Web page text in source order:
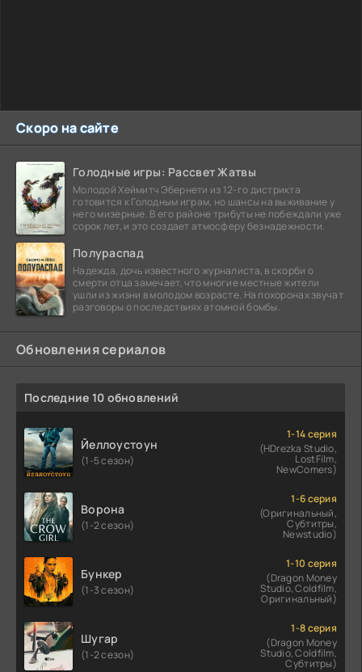
Скоро на сайте
Голодные игры: Рассвет Жатвы
Молодой Хеймитч Эбернети из 12-го дистрикта
готовится к Голодным играм, но шансы на выживание у
него мизерные. В его районе трибуты не побеждали уже
сорок лет, и это создает атмосферу безнадежности.
Полураспад
Надежда, дочь известного журналиста, в скорби о
смерти отца замечает, что многие местные жители
ушли из жизни в молодом возрасте. На похоронах звучат
разговоры о последствиях атомной бомбы.
Обновления сериалов
Последние 10 обновлений
Йеллоустоун
(1-5 сезон)
1-14 серия
(HDrezka Studio,
LostFilm,
NewComers)
Ворона
(1-2 сезон)
1-6 серия
(Оригинальный,
Субтитры,
Newstudio)
Бункер
(1-3 сезон)
1-10 серия
(Dragon Money
Studio, Coldfilm,
Оригинальный)
Шугар
(1-2 сезон)
1-8 серия
(Dragon Money
Studio, Coldfilm,
Субтитры)